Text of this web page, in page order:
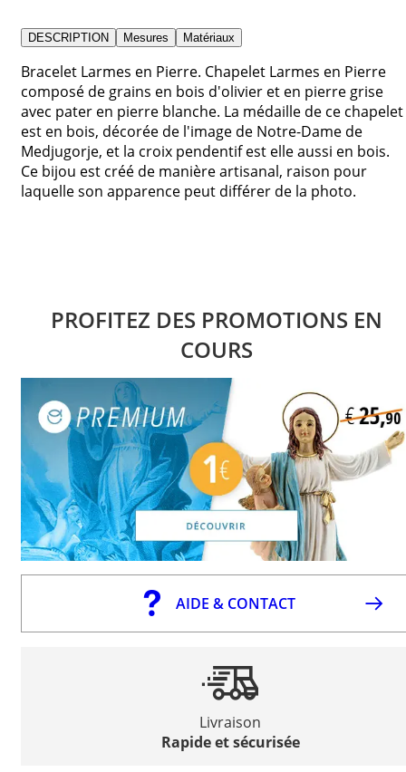
DESCRIPTION Mesures Matériaux
Bracelet Larmes en Pierre. Chapelet Larmes en Pierre
composé de grains en bois d'olivier et en pierre grise
avec pater en pierre blanche. La médaille de ce chapelet
est en bois, décorée de l'image de Notre-Dame de
Medjugorje, et la croix pendentif est elle aussi en bois.
Ce bijou est créé de manière artisanal, raison pour
laquelle son apparence peut différer de la photo.
PROFITEZ DES PROMOTIONS EN
COURS
AIDE & CONTACT
Livraison
Rapide et sécurisée